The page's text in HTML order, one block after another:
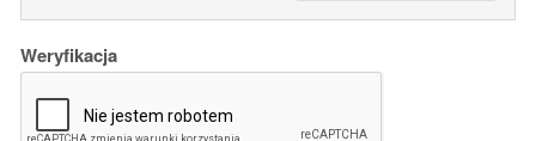
Weryfikacja